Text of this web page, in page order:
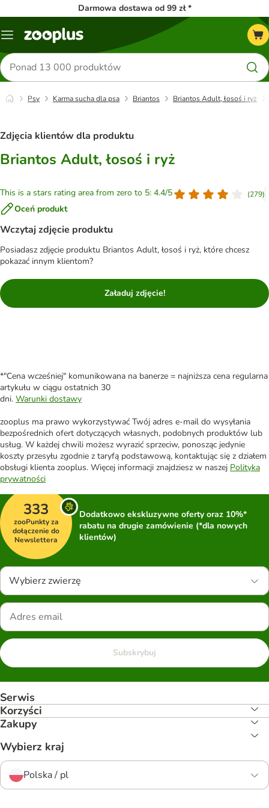
Darmowa dostawa od 99 zł *
Menu
Szukaj
produktów
Psy Karma sucha dla psa Briantos Briantos Adult, łosoś i ryż
Zdjęcia klientów dla produktu
Briantos Adult, łosoś i ryż
This is a stars rating area from zero to 5: 4.4/5 (279)
Oceń produkt
Wczytaj zdjęcie produktu
Posiadasz zdjęcie produktu Briantos Adult, łosoś i ryż, które chcesz
pokazać innym klientom?
Załaduj zdjęcie!
*"Cena wcześniej" komunikowana na banerze = najniższa cena regularna
artykułu w ciągu ostatnich 30
dni. Warunki dostawy
zooplus ma prawo wykorzystywać Twój adres e-mail do wysyłania
bezpośrednich ofert dotyczących własnych, podobnych produktów lub
usług. W każdej chwili możesz wyrazić sprzeciw, ponosząc jedynie
koszty przesyłu zgodnie z taryfą podstawową, kontaktując się z działem
obsługi klienta zooplus. Więcej informacji znajdziesz w naszej Polityka
prywatności
333
zooPunkty za
dołączenie do
Newslettera
Dodatkowo ekskluzywne oferty oraz 10%*
rabatu na drugie zamówienie (*dla nowych
klientów)
Wybierz zwierzę
Subskrybuj
Serwis
Korzyści
Zakupy
Wybierz kraj
Polska / pl